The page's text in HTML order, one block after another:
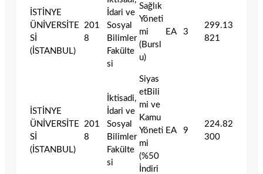
İSTİNYE
ÜNİVERSİTE
Sİ
(İSTANBUL)
201
8
İdari ve
Sosyal
Bilimler
Fakülte
si
Sağlık
Yöneti
mi
(Bursl
u)
EA 3
299.13
821
İSTİNYE
ÜNİVERSİTE
Sİ
(İSTANBUL)
201
8
İktisadi,
İdari ve
Sosyal
Bilimler
Fakülte
si
Siyas
etBili
mi ve
Kamu
Yöneti
mi
(%50
İndiri
EA 9
224.82
300